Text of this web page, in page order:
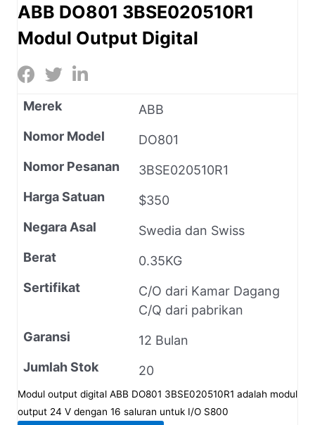
ABB DO801 3BSE020510R1
Modul Output Digital
Merek
ABB
Nomor Model
DO801
Nomor Pesanan
3BSE020510R1
Harga Satuan
$350
Negara Asal
Swedia dan Swiss
Berat
0.35KG
Sertifikat
C/O dari Kamar Dagang
C/Q dari pabrikan
Garansi
12 Bulan
Jumlah Stok
20
Modul output digital ABB DO801 3BSE020510R1 adalah modul
output 24 V dengan 16 saluran untuk I/O S800